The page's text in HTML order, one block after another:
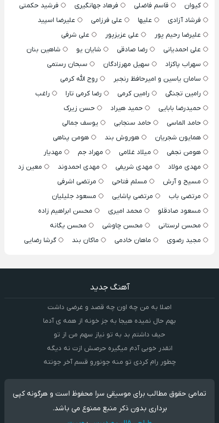
کیوان
قاسم فاضلی فرهاد جهانگیری
فرشید حکمتی
فرشاد آزادی
علیها علی فرزامی
علیرضا اسپید
علیرضا رحیم پور
علی عزیزپور
علی شرفی
علی احمدیانی
رضا صادقی شایان یو
شاهین بنان
سهراب پاکزاد
سهیل مهرزادگان
سبحان رستمی
سامان یاسین و امیرحافظ رنجبر
روح الله کرمی
رامین تجنگی
رامین کرمی رضا کرمی تارا
راغب
حمیدرضا بابایی
حمید هیراد
حسن زیرک
حامد الماسی
حامد سنجابی
یوسف جمالی
همایون شجریان
هوروش بند
هومن پناهی
هومن نجفی
میلاد غلامی مهراد جم
مهدیار
مهدی مولاد
مهدی شریفی مهدی احمدوند
معین زد
مسیح و آرش
مسلم فتاحی
مرتضی اشرفی
مرتضی باب
مرتضی پاشایی
مسعود جلیلیان
مسعود صادقلو
محمد امیری
محسن ابراهیم زاده
محسن لرستانی
محسن چاوشی
محسن یگانه
مجید رضوی
ماهان خادمی ماکان بند گرشا رضایی
آهنگ جدید
اصلا به من چه اون چه قصد و غرضی داشت
بهم حال نمیده هیجا به جز خونه از همه ی آدما
حیف داشتم بد به تو نیاز سهم من از تو
انقدر خوبی آدم میگیره حرصش ازت نه دیگه
چطور رام کردی تو منه جونورو قسم آخر جونته
تمامی حقوق مطالب برای موسیقی سرا محفوظ است و هرگونه کپی
برداری بدون ذکر منبع ممنوع می باشد.